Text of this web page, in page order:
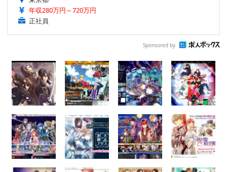
年収280万円～720万円
正社員
Sponsored by